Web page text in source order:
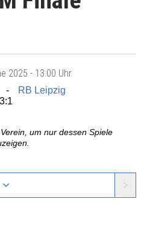
2025 - 13:00 Uhr
RB Leipzig
3:1
um nur dessen Spiele